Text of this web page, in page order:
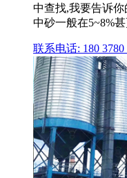
中查找,我要告诉
中砂一般在5~8%
联系电话: 180 3780